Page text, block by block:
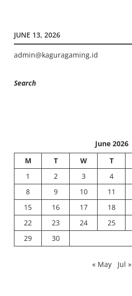
JUNE 13, 2026
admin@kaguragaming.id
Search
June 2026
M
T W T
1
2 3 4
8
9 10 11
15
16 17 18
22
23 24 25
29
30
« May Jul »